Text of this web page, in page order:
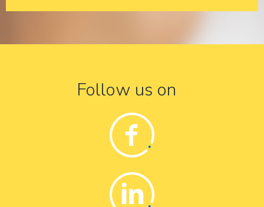
Follow us on
Facebook
Linkedin